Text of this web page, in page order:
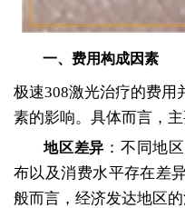
一、费用构成因素
极速308激光治疗的费用
素的影响。具体而言，
地区差异 ：不同地
布以及消费水平存在差
般而言，经济发达地区的